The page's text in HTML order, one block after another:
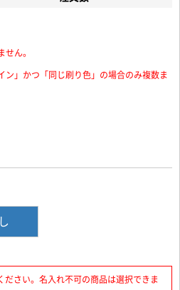
ん。
」かつ「同じ刷り色」の場合のみ複数ま
さい。名入れ不可の商品は選択できま